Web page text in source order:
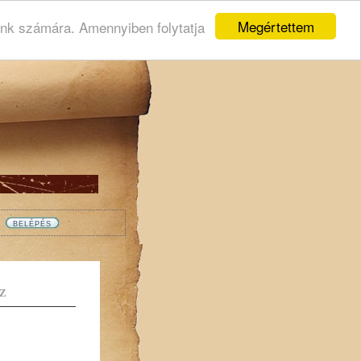
Megértettem
számára. Amennyiben folytatja
Z